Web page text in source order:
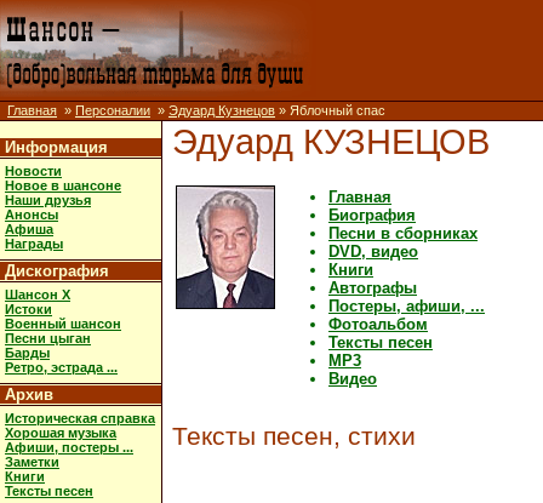
Главная » Персоналии » Эдуард Кузнецов » Яблочный спас
Информация
Новости
Новое в шансоне
Наши друзья
Анонсы
Афиша
Награды
Дискография
Шансон X
Истоки
Военный шансон
Песни цыган
Барды
Ретро, эстрада ...
Архив
Историческая справка
Хорошая музыка
Афиши, постеры ...
Заметки
Книги
Тексты песен
Эдуард КУЗНЕЦОВ
Главная
Биография
Песни в сборниках
DVD, видео
Книги
Автографы
Постеры, афиши, ...
Фотоальбом
Тексты песен
MP3
Видео
Тексты песен, стихи